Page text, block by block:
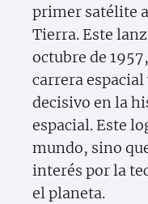
primer satélite
Tierra. Este
octubre de
carrera
decisivo en la
espacial. Este
mundo, sino
interés por la
el planeta.